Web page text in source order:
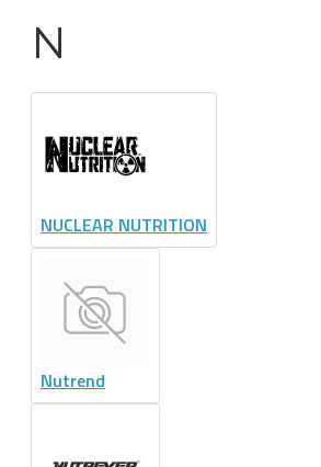
N
NUCLEAR NUTRITION
Nutrend